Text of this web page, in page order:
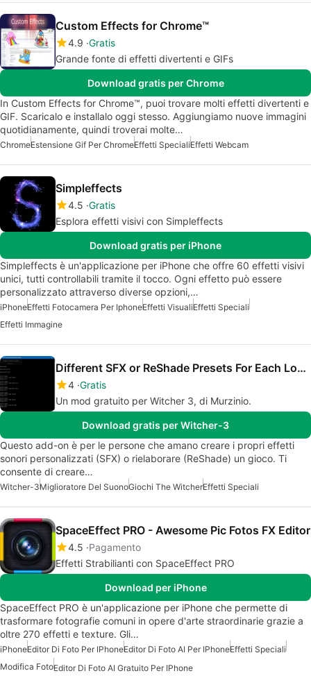
Custom Effects for Chrome™
4.9 Gratis
Grande fonte di effetti divertenti e GIFs
Download gratis per Chrome
In Custom Effects for Chrome™, puoi trovare molti effetti divertenti e
GIF. Scaricalo e installalo oggi stesso. Aggiungiamo nuove immagini
quotidianamente, quindi troverai molte…
ChromeEstensione Gif Per ChromeEffetti SpecialiEffetti Webcam
Simpleffects
4.5 Gratis
Esplora effetti visivi con Simpleffects
Download gratis per iPhone
Simpleffects è un'applicazione per iPhone che offre 60 effetti visivi
unici, tutti controllabili tramite il tocco. Ogni effetto può essere
personalizzato attraverso diverse opzioni,…
iPhoneEffetti Fotocamera Per IphoneEffetti VisualiEffetti Speciali
Effetti Immagine
Different SFX or ReShade Presets For Each Location
4 Gratis
Un mod gratuito per Witcher 3, di Murzinio.
Download gratis per Witcher-3
Questo add-on è per le persone che amano creare i propri effetti
sonori personalizzati (SFX) o rielaborare (ReShade) un gioco. Ti
consente di creare…
Witcher-3Miglioratore Del SuonoGiochi The WitcherEffetti Speciali
SpaceEffect PRO - Awesome Pic Fotos FX Editor
4.5 Pagamento
Effetti Strabilianti con SpaceEffect PRO
Download per iPhone
SpaceEffect PRO è un'applicazione per iPhone che permette di
trasformare fotografie comuni in opere d'arte straordinarie grazie a
oltre 270 effetti e texture. Gli…
iPhoneEditor Di Foto Per IPhoneEditor Di Foto AI Per IPhoneEffetti Speciali
Modifica FotoEditor Di Foto AI Gratuito Per IPhone